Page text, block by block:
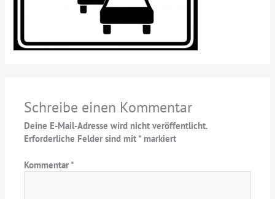
Schreibe einen Kommentar
Deine E-Mail-Adresse wird nicht veröffentlicht.
Erforderliche Felder sind mit* markiert
Kommentar*